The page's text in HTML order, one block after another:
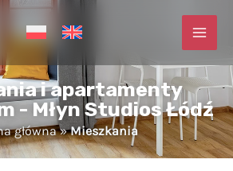
i apartamenty
- Młyn Studios Łódź
główna»Mieszkania